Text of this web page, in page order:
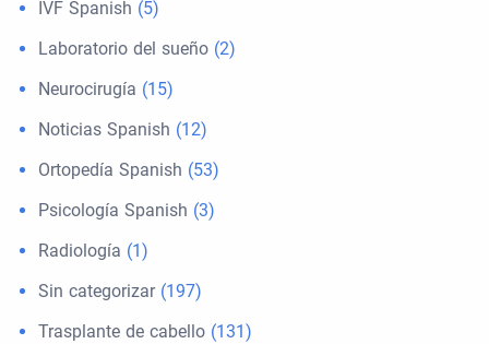
IVF Spanish (5)
Laboratorio del sueño (2)
Neurocirugía (15)
Noticias Spanish (12)
Ortopedía Spanish (53)
Psicología Spanish (3)
Radiología (1)
Sin categorizar(197)
Trasplante de cabello (131)